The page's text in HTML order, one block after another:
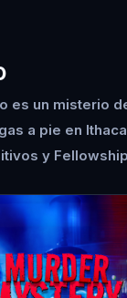
es un misterio
a pie en
y